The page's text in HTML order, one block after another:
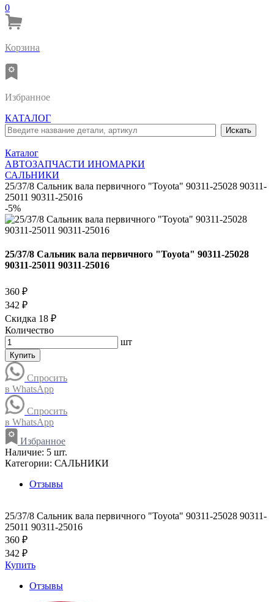
0
Корзина
Избранное
КАТАЛОГ
Каталог
АВТОЗАПЧАСТИ ИНОМАРКИ
САЛЬНИКИ
25/37/8 Сальник вала первичного "Toyota" 90311-25028 90311-
25011 90311-25016
-5%
25/37/8 Сальник вала первичного "Toyota" 90311-25028
90311-25011 90311-25016
360 ₽
342 ₽
Скидка 18 ₽
Количество
шт
Купить
Спросить
в WhatsApp
Спросить
в WhatsApp
Избранное
Наличие: 5 шт.
Категории: САЛЬНИКИ
Отзывы
25/37/8 Сальник вала первичного "Toyota" 90311-25028 90311-
25011 90311-25016
360 ₽
342 ₽
Купить
Отзывы